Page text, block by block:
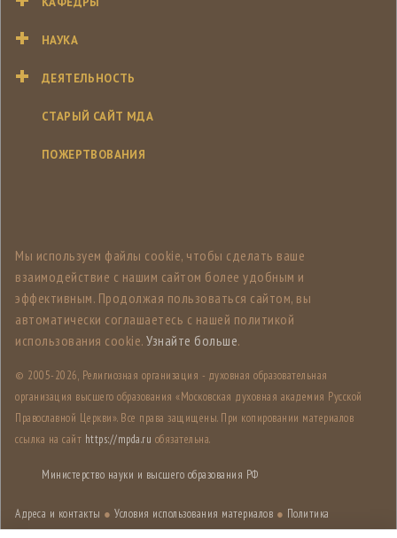
НАУКА
ДЕЯТЕЛЬНОСТЬ
СТАРЫЙ САЙТ МДА
ПОЖЕРТВОВАНИЯ
Мы используем файлы cookie, чтобы сделать ваше
взаимодействие с нашим сайтом более удобным и
эффективным. Продолжая пользоваться сайтом, вы
автоматически соглашаетесь с нашей политикой
использования cookie. Узнайте больше.
© 2005-2026, Религиозная организация - духовная образовательная
организация высшего образования «Московская духовная академия Русской
Православной Церкви». Все права защищены. При копировании материалов
ссылка на сайт https://mpda.ru обязательна.
Министерство науки и высшего образования РФ
Адреса и контакты ● Условия использования материалов ● Политика